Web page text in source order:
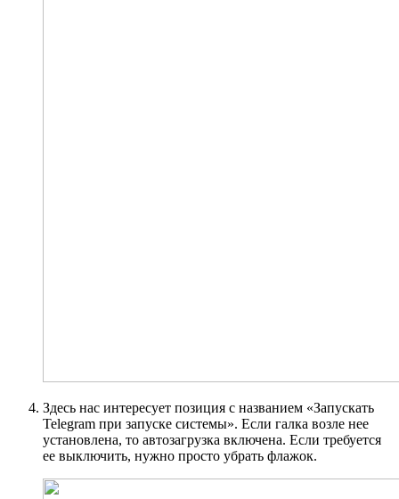
Здесь нас интересует позиция с названием «Запускать
Telegram при запуске системы». Если галка возле нее
установлена, то автозагрузка включена. Если требуется
ее выключить, нужно просто убрать флажок.